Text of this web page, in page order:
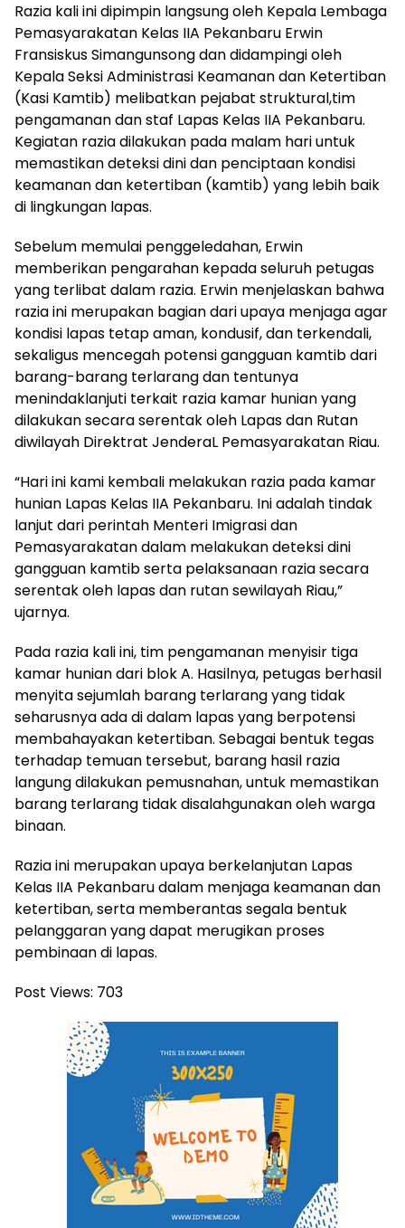
Razia kali ini dipimpin langsung oleh Kepala Lembaga
Pemasyarakatan Kelas IIA Pekanbaru Erwin
Fransiskus Simangunsong dan didampingi oleh
Kepala Seksi Administrasi Keamanan dan Ketertiban
(Kasi Kamtib) melibatkan pejabat struktural,tim
pengamanan dan staf Lapas Kelas IIA Pekanbaru.
Kegiatan razia dilakukan pada malam hari untuk
memastikan deteksi dini dan penciptaan kondisi
keamanan dan ketertiban (kamtib) yang lebih baik
di lingkungan lapas.
Sebelum memulai penggeledahan, Erwin
memberikan pengarahan kepada seluruh petugas
yang terlibat dalam razia. Erwin menjelaskan bahwa
razia ini merupakan bagian dari upaya menjaga agar
kondisi lapas tetap aman, kondusif, dan terkendali,
sekaligus mencegah potensi gangguan kamtib dari
barang-barang terlarang dan tentunya
menindaklanjuti terkait razia kamar hunian yang
dilakukan secara serentak oleh Lapas dan Rutan
diwilayah Direktrat JenderaL Pemasyarakatan Riau.
“Hari ini kami kembali melakukan razia pada kamar
hunian Lapas Kelas IIA Pekanbaru. Ini adalah tindak
lanjut dari perintah Menteri Imigrasi dan
Pemasyarakatan dalam melakukan deteksi dini
gangguan kamtib serta pelaksanaan razia secara
serentak oleh lapas dan rutan sewilayah Riau,”
ujarnya.
Pada razia kali ini, tim pengamanan menyisir tiga
kamar hunian dari blok A. Hasilnya, petugas berhasil
menyita sejumlah barang terlarang yang tidak
seharusnya ada di dalam lapas yang berpotensi
membahayakan ketertiban. Sebagai bentuk tegas
terhadap temuan tersebut, barang hasil razia
langung dilakukan pemusnahan, untuk memastikan
barang terlarang tidak disalahgunakan oleh warga
binaan.
Razia ini merupakan upaya berkelanjutan Lapas
Kelas IIA Pekanbaru dalam menjaga keamanan dan
ketertiban, serta memberantas segala bentuk
pelanggaran yang dapat merugikan proses
pembinaan di lapas.
Post Views: 703